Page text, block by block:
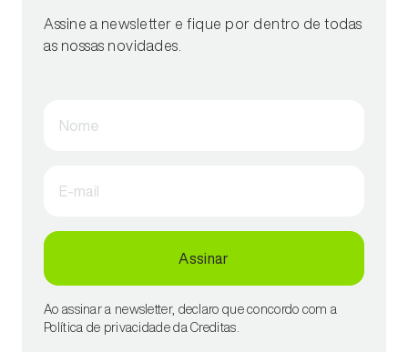
Assine a newsletter e fique por dentro de todas
as nossas novidades.
Nome
E-mail
Assinar
Ao assinar a newsletter, declaro que concordo com a
Política de privacidade da Creditas.